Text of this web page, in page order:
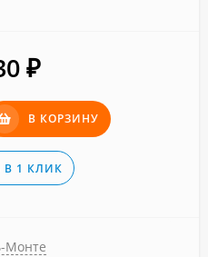
₽
В КОРЗИНУ
В 1 КЛИК
Монте